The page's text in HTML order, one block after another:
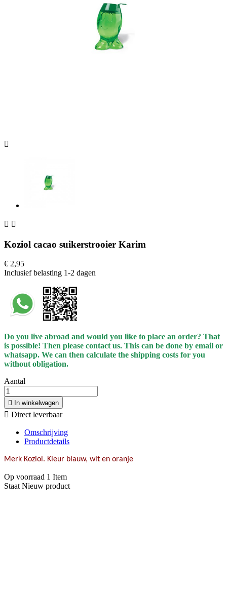

 
Koziol cacao suikerstrooier Karim
€ 2,95
Inclusief belasting 1-2 dagen
Do you live abroad and would you like to place an order? That
is possible! Then please contact us. This can be done by email or
whatsapp. We can then calculate the shipping costs for you
without obligation.
Aantal
 In winkelwagen
 Direct leverbaar
Omschrijving
Productdetails
Merk Koziol. Kleur blauw, wit en oranje
Op voorraad 1 Item
StaatNieuw product